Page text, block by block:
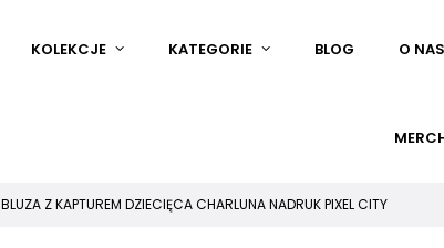
KOLEKCJE KATEGORIE BLOG O NAS
BLUZA Z KAPTUREM DZIECIĘCA CHARLUNA NADRUK PIXEL CITY